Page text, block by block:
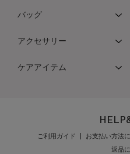
バッグ
アクセサリー
ケアアイテム
ご利用ガイド お支払い方法
返品